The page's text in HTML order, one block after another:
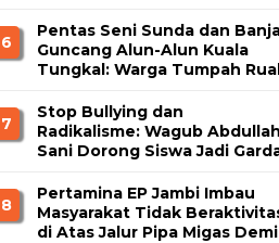
6
Pentas Seni Sunda dan
Guncang Alun-Alun Kuala
Tungkal: Warga Tumpah
7
Stop Bullying dan
Radikalisme: Wagub Abdullah
Sani Dorong Siswa Jadi
8
Pertamina EP Jambi Imbau
Masyarakat Tidak
di Atas Jalur Pipa Migas Demi